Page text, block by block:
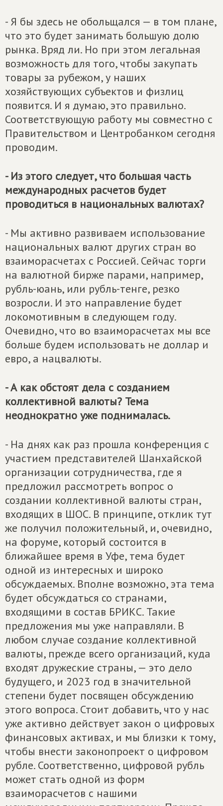
- Я бы здесь не обольщался — в том плане,
что это будет занимать большую долю
рынка. Вряд ли. Но при этом легальная
возможность для того, чтобы закупать
товары за рубежом, у наших
хозяйствующих субъектов и физлиц
появится. И я думаю, это правильно.
Соответствующую работу мы совместно с
Правительством и Центробанком сегодня
проводим.
- Из этого следует, что большая часть
международных расчетов будет
проводиться в национальных валютах?
- Мы активно развиваем использование
национальных валют других стран во
взаиморасчетах с Россией. Сейчас торги
на валютной бирже парами, например,
рубль-юань, или рубль-тенге, резко
возросли. И это направление будет
локомотивным в следующем году.
Очевидно, что во взаиморасчетах мы все
больше будем использовать не доллар и
евро, а нацвалюты.
- А как обстоят дела с созданием
коллективной валюты? Тема
неоднократно уже поднималась.
- На днях как раз прошла конференция с
участием представителей Шанхайской
организации сотрудничества, где я
предложил рассмотреть вопрос о
создании коллективной валюты стран,
входящих в ШОС. В принципе, отклик тут
же получил положительный, и, очевидно,
на форуме, который состоится в
ближайшее время в Уфе, тема будет
одной из интересных и широко
обсуждаемых. Вполне возможно, эта тема
будет обсуждаться со странами,
входящими в состав БРИКС. Такие
предложения мы уже направляли. В
любом случае создание коллективной
валюты, прежде всего организаций, куда
входят дружеские страны, — это дело
будущего, и 2023 год в значительной
степени будет посвящен обсуждению
этого вопроса. Стоит добавить, что у нас
уже активно действует закон о цифровых
финансовых активах, и мы близки к тому,
чтобы внести законопроект о цифровом
рубле. Соответственно, цифровой рубль
может стать одной из форм
взаиморасчетов с нашими